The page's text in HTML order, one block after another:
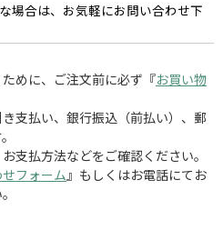
場合は、お気軽にお問い合わせ下
めに、ご注文前に必ず『お買い物
支払い、銀行振込（前払い）、郵
支払方法などをご確認ください。
フォーム 』もしくはお電話にてお